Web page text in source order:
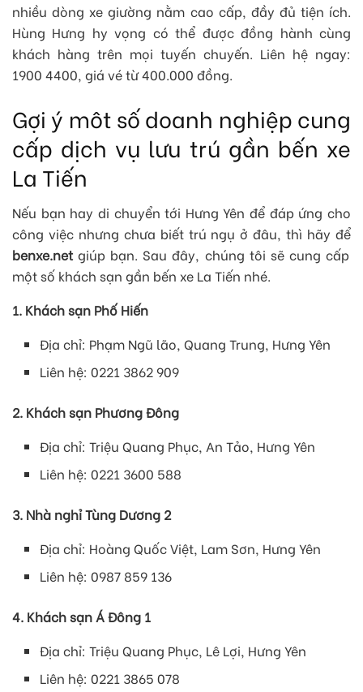
nhiều dòng xe giường nằm cao cấp, đầy đủ tiện ích.
Hùng Hưng hy vọng có thể được đồng hành cùng
khách hàng trên mọi tuyến chuyến. Liên hệ ngay:
1900 4400, giá vé từ 400.000 đồng.
Gợi ý môt số doanh nghiệp cung
cấp dịch vụ lưu trú gần bến xe
La Tiến
Nếu bạn hay di chuyển tới Hưng Yên để đáp ứng cho
công việc nhưng chưa biết trú ngụ ở đâu, thì hãy để
benxe.net giúp bạn. Sau đây, chúng tôi sẽ cung cấp
một số khách sạn gần bến xe La Tiến nhé.
1. Khách sạn Phố Hiến
Địa chỉ: Phạm Ngũ lão, Quang Trung, Hưng Yên
Liên hệ: 0221 3862 909
2. Khách sạn Phương Đông
Địa chỉ: Triệu Quang Phục, An Tảo, Hưng Yên
Liên hệ: 0221 3600 588
3. Nhà nghỉ Tùng Dương 2
Địa chỉ: Hoàng Quốc Việt, Lam Sơn, Hưng Yên
Liên hệ: 0987 859 136
4. Khách sạn Á Đông 1
Địa chỉ: Triệu Quang Phục, Lê Lợi, Hưng Yên
Liên hệ: 0221 3865 078